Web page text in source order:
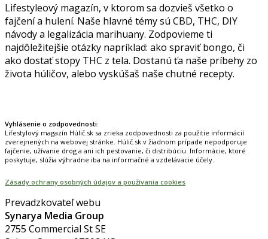
Lifestyleový magazín, v ktorom sa dozvieš všetko o
fajčení a hulení. Naše hlavné témy sú CBD, THC, DIY
návody a legalizácia marihuany. Zodpovieme ti
najdôležitejšie otázky napríklad: ako spraviť bongo, či
ako dostať stopy THC z tela. Dostanú ťa naše príbehy zo
života húličov, alebo vyskúšaš naše chutné recepty.
Vyhlásenie o zodpovednosti:
Lifestylový magazín Húlič.sk sa zrieka zodpovednosti za použitie informácií
zverejnených na webovej stránke. Húlič.sk v žiadnom prípade nepodporuje
fajčenie, užívanie drog a ani ich pestovanie, či distribúciu. Informácie, ktoré
poskytuje, slúžia výhradne iba na informačné a vzdelávacie účely.
Zásady ochrany osobných údajov a používania cookies
Prevadzkovateľ webu
Synarya Media Group
2755 Commercial St SE